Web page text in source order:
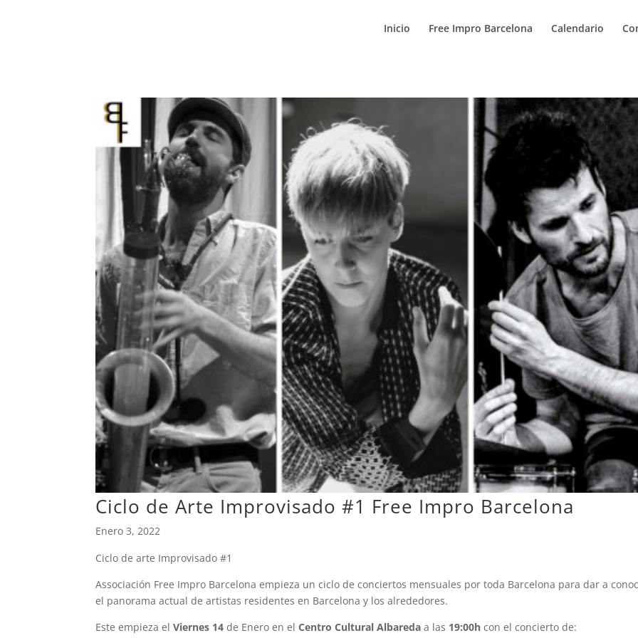
Inicio Free Impro Barcelona Calendario
Ciclo de Arte Improvisado #1 Free Impro Barcelona
Enero 3, 2022
Ciclo de arte Improvisado #1
Associación Free Impro Barcelona empieza un ciclo de conciertos mensuales por toda Barcelona para dar a
el panorama actual de artistas residentes en Barcelona y los alrededores.
Este empieza el Viernes 14 de Enero en elCentro Cultural Albareda a las 19:00h con el concierto de: